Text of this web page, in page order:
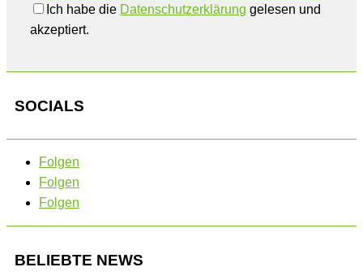
Ich habe die Datenschutzerklärung gelesen und
akzeptiert.
SOCIALS
Folgen
Folgen
Folgen
BELIEBTE NEWS